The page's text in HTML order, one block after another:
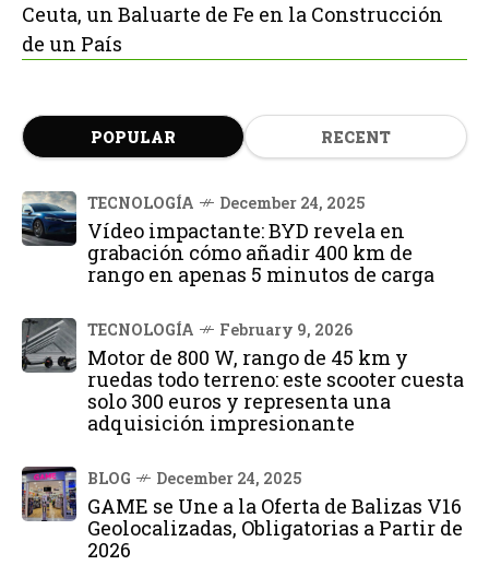
Ceuta, un Baluarte de Fe en la Construcción
de un País
POPULAR RECENT
TECNOLOGÍA December 24, 2025
Vídeo impactante: BYD revela en
grabación cómo añadir 400 km de
rango en apenas 5 minutos de carga
TECNOLOGÍA February 9, 2026
Motor de 800 W, rango de 45 km y
ruedas todo terreno: este scooter cuesta
solo 300 euros y representa una
adquisición impresionante
BLOG December 24, 2025
GAME se Une a la Oferta de Balizas V16
Geolocalizadas, Obligatorias a Partir de
2026